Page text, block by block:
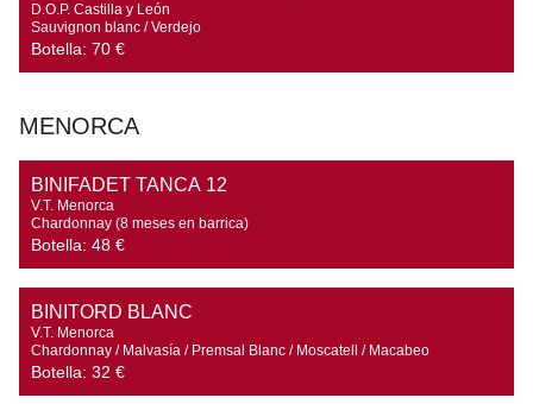
D.O.P. Castilla y León
Sauvignon blanc / Verdejo
Botella: 70 €
MENORCA
BINIFADET TANCA 12
V.T. Menorca
Chardonnay (8 meses en barrica)
Botella: 48 €
BINITORD BLANC
V.T. Menorca
Chardonnay / Malvasía / Premsal Blanc / Moscatell / Macabeo
Botella: 32 €